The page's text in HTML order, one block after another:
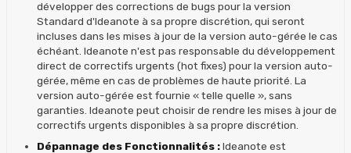
développer des corrections de bugs pour la version
Standard d'Ideanote à sa propre discrétion, qui seront
incluses dans les mises à jour de la version auto-gérée le cas
échéant. Ideanote n'est pas responsable du développement
direct de correctifs urgents (hot fixes) pour la version auto-
gérée, même en cas de problèmes de haute priorité. La
version auto-gérée est fournie « telle quelle », sans
garanties. Ideanote peut choisir de rendre les mises à jour de
correctifs urgents disponibles à sa propre discrétion.
Dépannage des Fonctionnalités :Ideanote est